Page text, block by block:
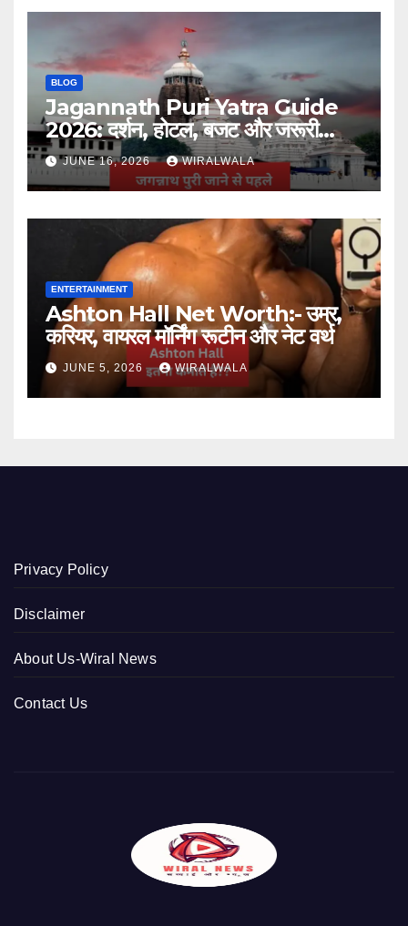
BLOG
Jagannath Puri Yatra Guide
2026: दर्शन, होटल, बजट और जरूरी
जानकारी
JUNE 16, 2026 WIRALWALA
ENTERTAINMENT
Ashton Hall Net Worth:- उम्र,
करियर, वायरल मॉर्निंग रूटीन और नेट वर्थ
JUNE 5, 2026 WIRALWALA
Privacy Policy
Disclaimer
About Us-Wiral News
Contact Us